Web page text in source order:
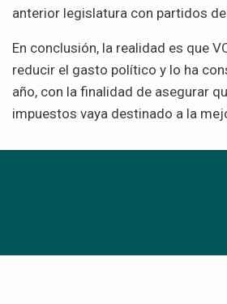
anterior legislatura con partidos
En conclusión, la realidad es que
reducir el gasto político y lo ha
año, con la finalidad de asegurar
impuestos vaya destinado a la